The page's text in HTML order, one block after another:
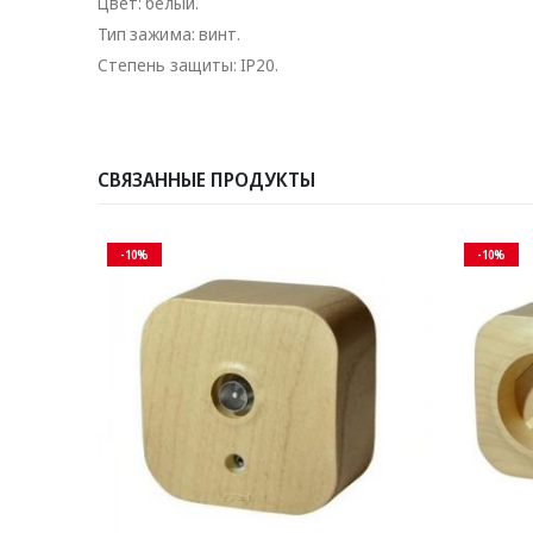
Тип зажима: винт.
Степень защиты: IP20.
СВЯЗАННЫЕ ПРОДУКТЫ
-10% -10%